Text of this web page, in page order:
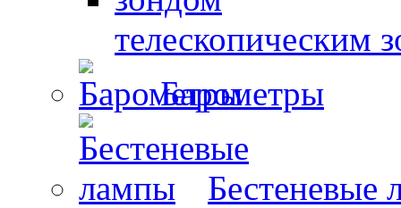
телескопическим
Барометры
Бестеневые